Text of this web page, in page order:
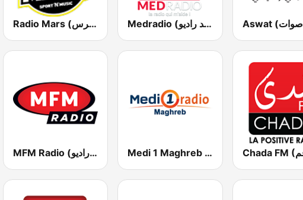
Radio Mars (راديو مرس) Medradio (ميد راديو)
MFM Radio (مفم راديو) Medi 1 Maghreb (ميدى1 مغرب)